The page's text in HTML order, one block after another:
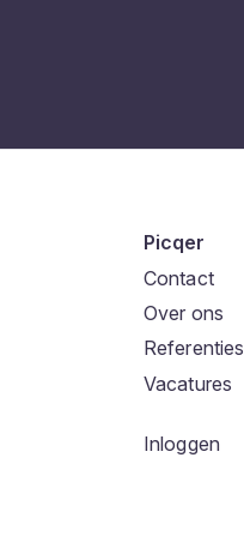
Picqer
Contact
Over ons
Referenties
Vacatures
Inloggen